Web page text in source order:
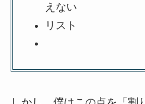
えない
リスト